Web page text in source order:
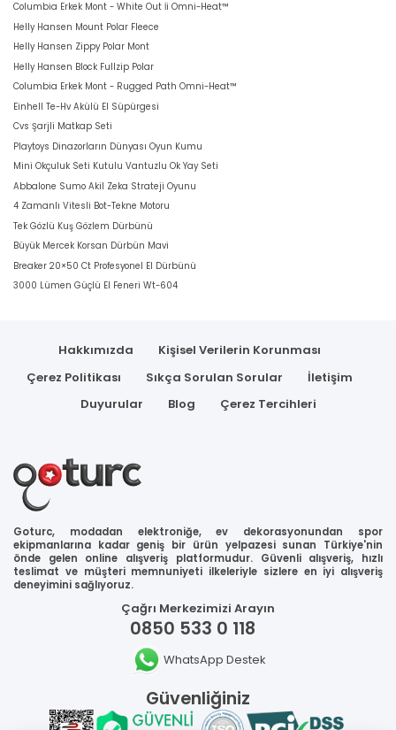
Columbia Erkek Mont - White Out İi Omni-Heat™
Helly Hansen Mount Polar Fleece
Helly Hansen Zippy Polar Mont
Helly Hansen Block Fullzip Polar
Columbia Erkek Mont - Rugged Path Omni-Heat™
Einhell Te-Hv Akülü El Süpürgesi
Cvs Şarjli Matkap Seti
Playtoys Dinazorların Dünyası Oyun Kumu
Mini Okçuluk Seti Kutulu Vantuzlu Ok Yay Seti
Abbalone Sumo Akil Zeka Strateji Oyunu
4 Zamanlı Vitesli Bot-Tekne Motoru
Tek Gözlü Kuş Gözlem Dürbünü
Büyük Mercek Korsan Dürbün Mavi
Breaker 20×50 Ct Profesyonel El Dürbünü
3000 Lümen Güçlü El Feneri Wt-604
Hakkımızda
Kişisel Verilerin Korunması
Çerez Politikası
Sıkça Sorulan Sorular
İletişim
Duyurular
Blog Çerez Tercihleri
Goturc, modadan elektroniğe, ev dekorasyonundan spor
ekipmanlarına kadar geniş bir ürün yelpazesi sunan Türkiye'nin
önde gelen online alışveriş platformudur. Güvenli alışveriş, hızlı
teslimat ve müşteri memnuniyeti ilkeleriyle sizlere en iyi alışveriş
deneyimini sağlıyoruz.
Çağrı Merkezimizi Arayın
0850 533 0 118
WhatsApp Destek
Güvenliğiniz